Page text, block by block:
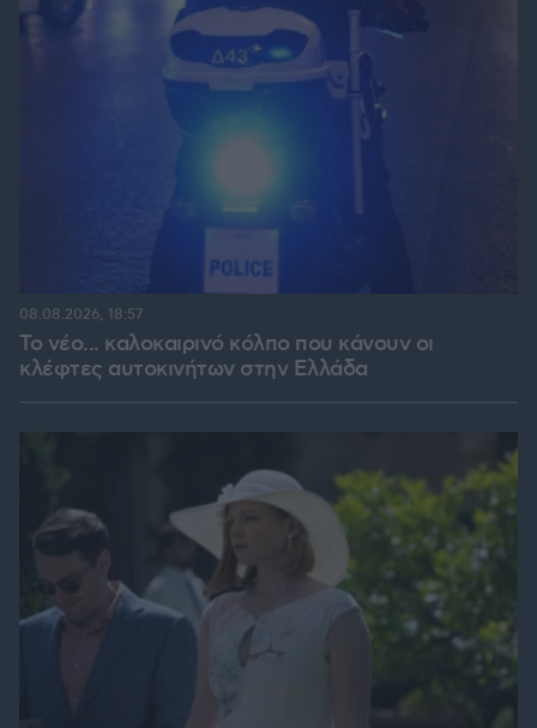
Το νέο... καλοκαιρινό κόλπο που κάνουν οι
κλέφτες αυτοκινήτων στην Ελλάδα
08.08.2026, 18:57